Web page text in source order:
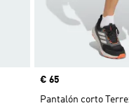
Precio
€ 65
Pantalón corto